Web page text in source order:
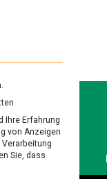
Ihre Erfahrung
von Anzeigen
Sie, dass